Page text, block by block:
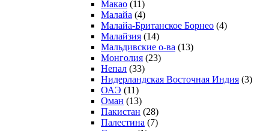
Макао (11)
Малайа (4)
Малайа-Британское Борнео (4)
Малайзия (14)
Мальдивские о-ва (13)
Монголия (23)
Непал (33)
Нидерландская Восточная Индия (3)
ОАЭ (11)
Оман (13)
Пакистан (28)
Палестина (7)